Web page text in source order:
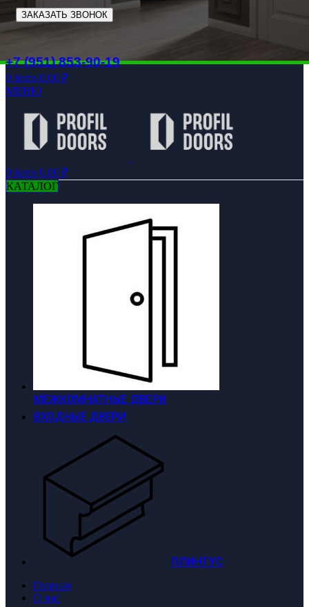
+7 (951) 853-90-19
0 items 0.00 ₽
МЕНЮ
0 items 0.00 ₽
КАТАЛОГ
МЕЖКОМНАТНЫЕ ДВЕРИ
ВХОДНЫЕ ДВЕРИ
ПЛИНТУС
Главная
О нас